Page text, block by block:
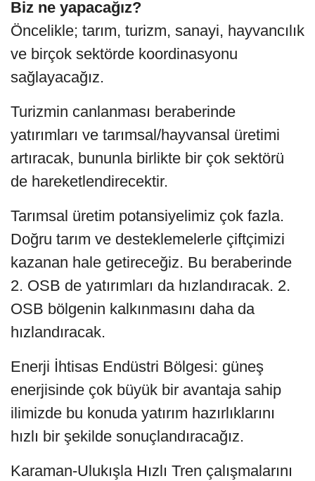
Biz ne yapacağız?
Öncelikle; tarım, turizm, sanayi, hayvancılık
ve birçok sektörde koordinasyonu
sağlayacağız.
Turizmin canlanması beraberinde
yatırımları ve tarımsal/hayvansal üretimi
artıracak, bununla birlikte bir çok sektörü
de hareketlendirecektir.
Tarımsal üretim potansiyelimiz çok fazla.
Doğru tarım ve desteklemelerle çiftçimizi
kazanan hale getireceğiz. Bu beraberinde
2. OSB de yatırımları da hızlandıracak. 2.
OSB bölgenin kalkınmasını daha da
hızlandıracak.
Enerji İhtisas Endüstri Bölgesi: güneş
enerjisinde çok büyük bir avantaja sahip
ilimizde bu konuda yatırım hazırlıklarını
hızlı bir şekilde sonuçlandıracağız.
Karaman-Ulukışla Hızlı Tren çalışmalarını